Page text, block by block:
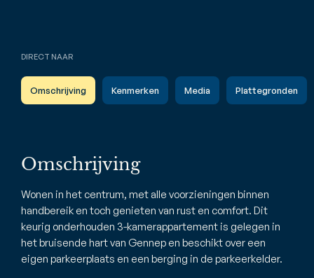
DIRECT NAAR
Omschrijving Kenmerken Media Plattegronden
Omschrijving
Wonen in het centrum, met alle voorzieningen binnen
handbereik en toch genieten van rust en comfort. Dit
keurig onderhouden 3-kamerappartement is gelegen in
het bruisende hart van Gennep en beschikt over een
eigen parkeerplaats en een berging in de parkeerkelder.